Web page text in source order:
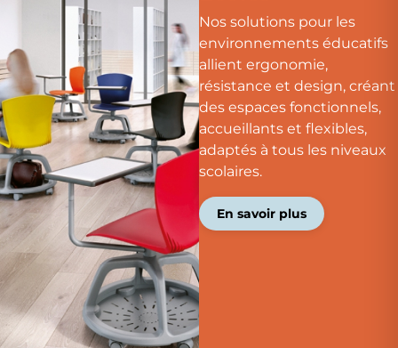
Nos solutions pour les
environnements éducatifs
allient ergonomie,
résistance et design, créant
des espaces fonctionnels,
accueillants et flexibles,
adaptés à tous les niveaux
scolaires.
En savoir plus